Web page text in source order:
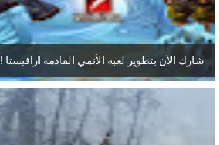
شارك الآن بتطوير لعبة الأنمي القادمة ارافيستا !